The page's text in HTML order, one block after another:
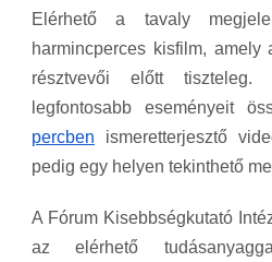
Elérhető a tavaly
harmincperces kisfilm, amely
résztvevői előtt
legfontosabb eseményeit
percben ismeretterjesztő
pedig egy helyen tekinthető
A Fórum Kisebbségkutató
az elérhető